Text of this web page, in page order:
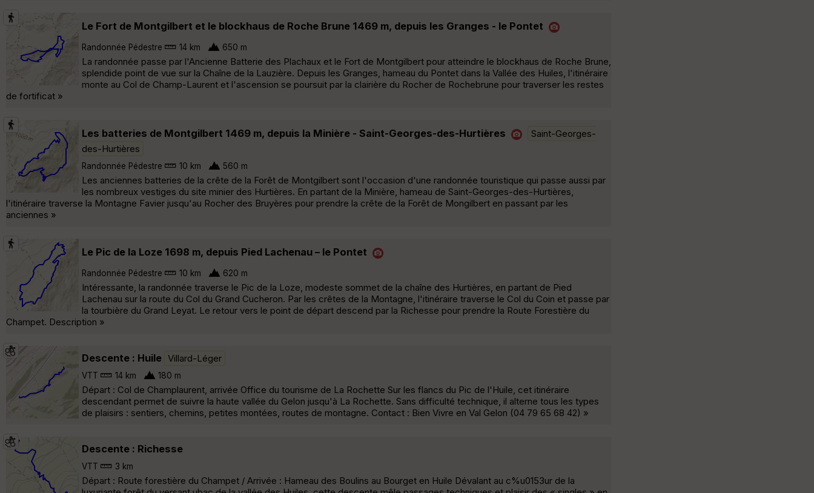
Le Fort de Montgilbert et le blockhaus de Roche Brune 1469 m, depuis les Granges - le Pontet
Randonnée Pédestre 14 km 650 m
La randonnée passe par l'Ancienne Batterie des Plachaux et le Fort de Montgilbert pour atteindre le blockhaus de Roche Brune,
splendide point de vue sur la Chaîne de la Lauzière. Depuis les Granges, hameau du Pontet dans la Vallée des Huiles, l'itinéraire
monte au Col de Champ-Laurent et l'ascension se poursuit par la clairière du Rocher de Rochebrune pour traverser les restes
de fortificat »
Les batteries de Montgilbert 1469 m, depuis la Minière - Saint-Georges-des-Hurtières
Saint-Georges-
des-Hurtières
Randonnée Pédestre 10 km 560 m
Les anciennes batteries de la crête de la Forêt de Montgilbert sont l'occasion d'une randonnée touristique qui passe aussi par
les nombreux vestiges du site minier des Hurtières. En partant de la Minière, hameau de Saint-Georges-des-Hurtières,
l'itinéraire traverse la Montagne Favier jusqu'au Rocher des Bruyères pour prendre la crête de la Forêt de Mongilbert en passant par les
anciennes »
Le Pic de la Loze 1698 m, depuis Pied Lachenau – le Pontet
Randonnée Pédestre 10 km 620 m
Intéressante, la randonnée traverse le Pic de la Loze, modeste sommet de la chaîne des Hurtières, en partant de Pied
Lachenau sur la route du Col du Grand Cucheron. Par les crêtes de la Montagne, l'itinéraire traverse le Col du Coin et passe par
la tourbière du Grand Leyat. Le retour vers le point de départ descend par la Richesse pour prendre la Route Forestière du
Champet. Description »
Descente : Huile Villard-Léger
VTT 14 km 180 m
Départ : Col de Champlaurent, arrivée Office du tourisme de La Rochette Sur les flancs du Pic de l'Huile, cet itinéraire
descendant permet de suivre la haute vallée du Gelon jusqu'à La Rochette. Sans difficulté technique, il alterne tous les types
de plaisirs : sentiers, chemins, petites montées, routes de montagne. Contact : Bien Vivre en Val Gelon (04 79 65 68 42) »
Descente : Richesse
VTT 3 km
Départ : Route forestière du Champet / Arrivée : Hameau des Boulins au Bourget en Huile Dévalant au c%u0153ur de la